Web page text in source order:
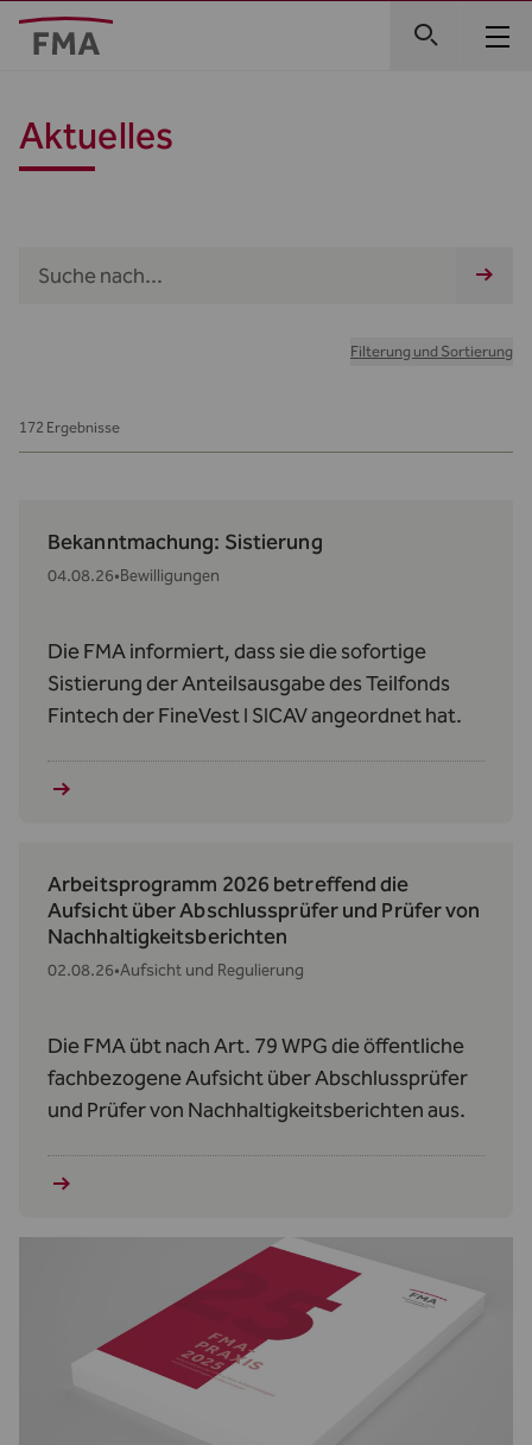
Aktuelles
Filterung und Sortierung
172 Ergebnisse
Bekanntmachung: Sistierung
04.08.26•Bewilligungen
Die FMA informiert, dass sie die sofortige
Sistierung der Anteilsausgabe des Teilfonds
Fintech der FineVest I SICAV angeordnet hat.
Arbeitsprogramm 2026 betreffend die
Aufsicht über Abschlussprüfer und Prüfer von
Nachhaltigkeitsberichten
02.08.26•Aufsicht und Regulierung
Die FMA übt nach Art. 79 WPG die öffentliche
fachbezogene Aufsicht über Abschlussprüfer
und Prüfer von Nachhaltigkeitsberichten aus.